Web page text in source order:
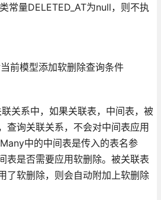
量DELETED_AT为null，则不执
前模型添加软删除查询条件
关系中，如果关联表，中间表，被
查询关联关系，不会对中间表应用
中的中间表是传入的表名参
表是否需要应用软删除。被关联表
了软删除，则会自动附加上软删除